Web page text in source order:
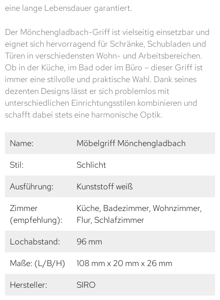
eine lange Lebensdauer garantiert.
Der Mönchengladbach-Griff ist vielseitig einsetzbar und
eignet sich hervorragend für Schränke, Schubladen und
Türen in verschiedensten Wohn- und Arbeitsbereichen.
Ob in der Küche, im Bad oder im Büro – dieser Griff ist
immer eine stilvolle und praktische Wahl. Dank seines
dezenten Designs lässt er sich problemlos mit
unterschiedlichen Einrichtungsstilen kombinieren und
schafft dabei stets eine harmonische Optik.
Name:
Möbelgriff Mönchengladbach
Stil:
Schlicht
Ausführung:
Kunststoff weiß
Zimmer
(empfehlung):
Küche, Badezimmer, Wohnzimmer,
Flur, Schlafzimmer
Lochabstand:
96 mm
Maße: (L/B/H)
108 mm x 20 mm x 26 mm
Hersteller:
SIRO